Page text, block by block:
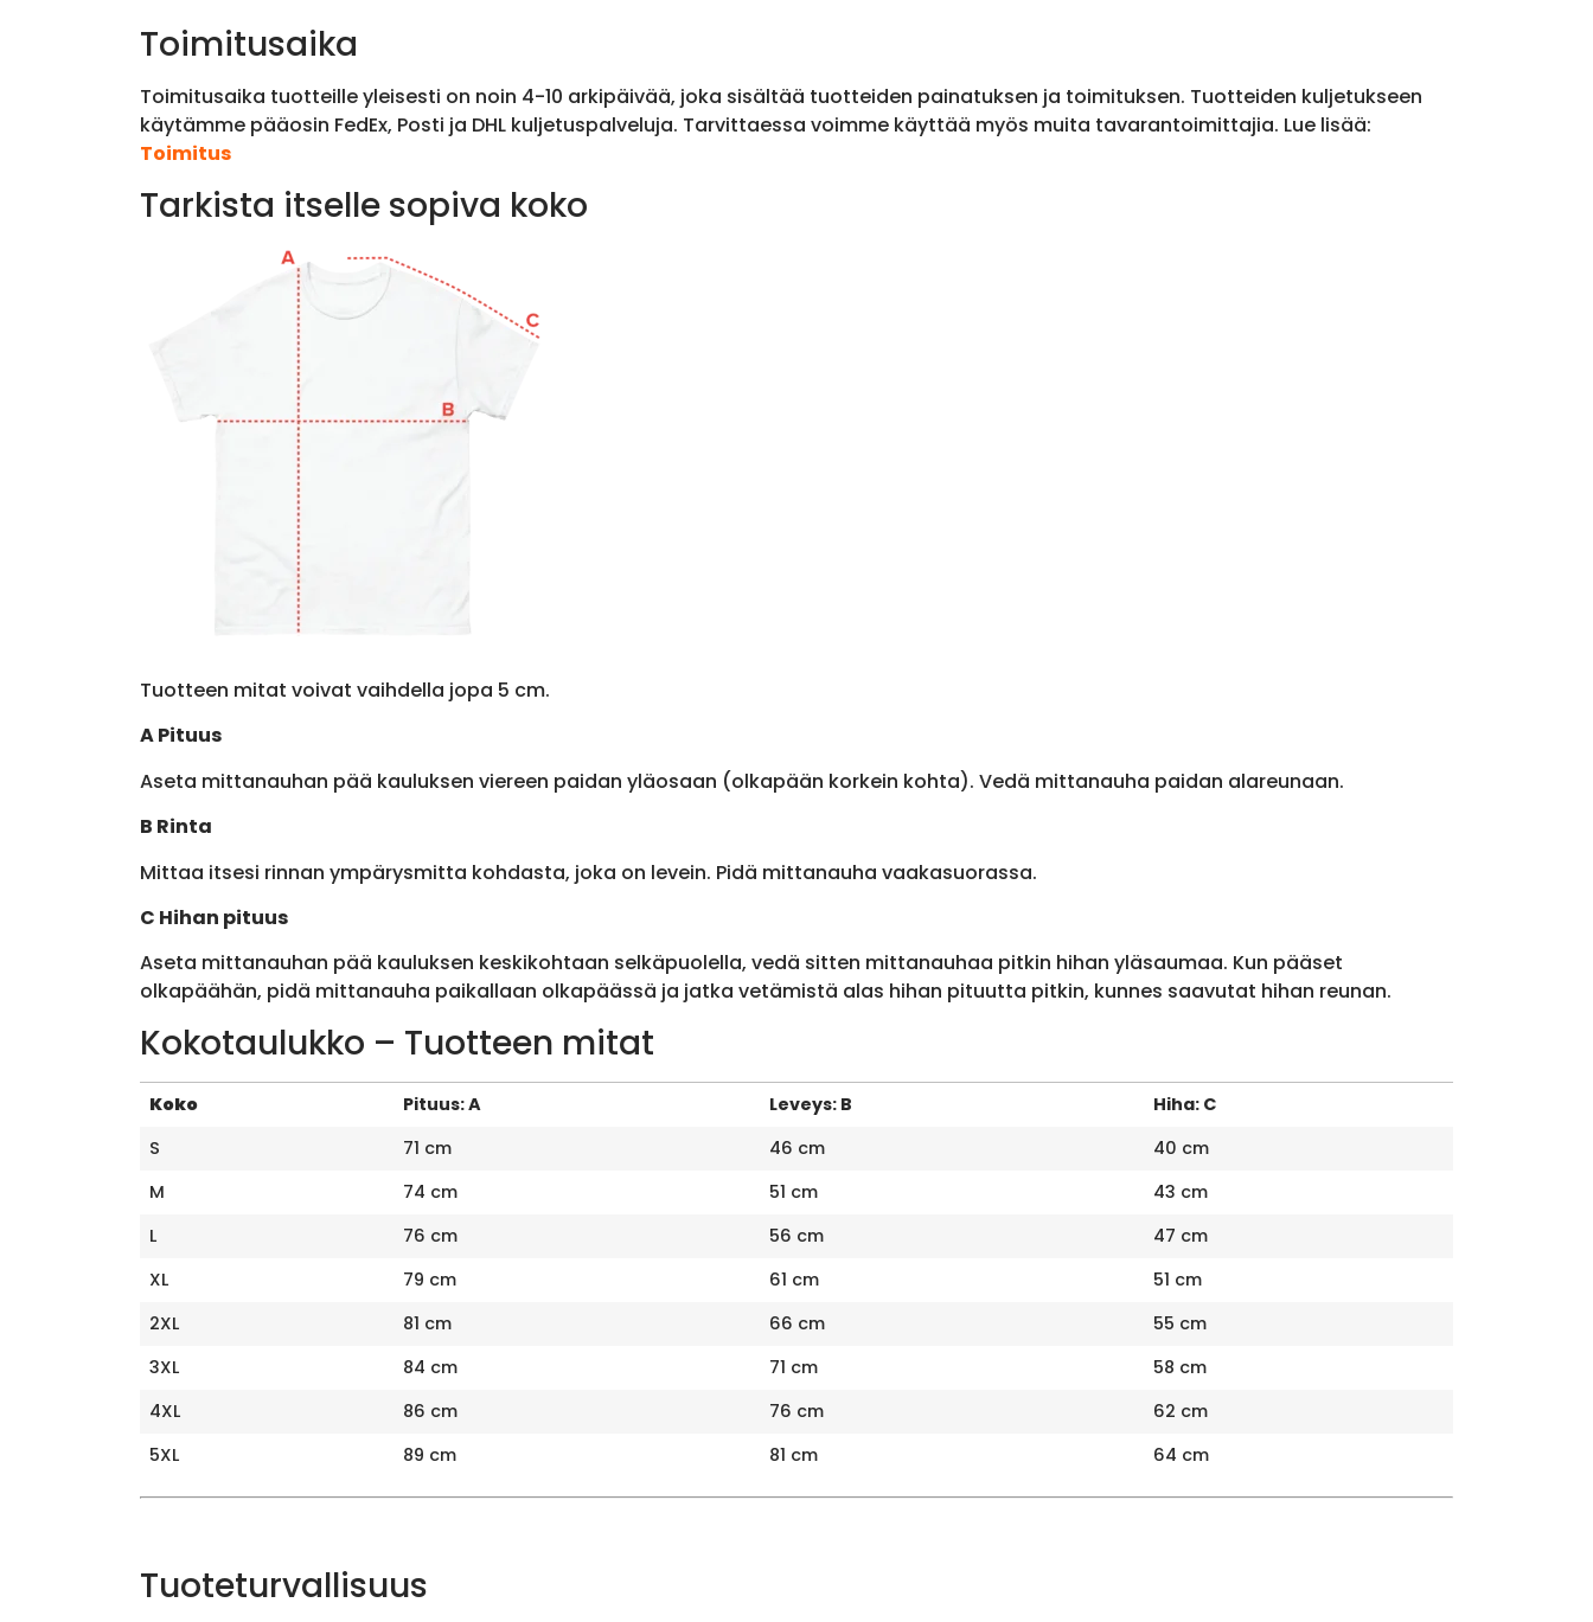
Toimitusaika
Toimitusaika tuotteille yleisesti on noin 4-10 arkipäivää, joka sisältää tuotteiden painatuksen ja toimituksen. Tuotteiden kuljetukseen
käytämme pääosin FedEx, Posti ja DHL kuljetuspalveluja. Tarvittaessa voimme käyttää myös muita tavarantoimittajia. Lue lisää:
Toimitus
Tarkista itselle sopiva koko
Tuotteen mitat voivat vaihdella jopa 5 cm.
A Pituus
Aseta mittanauhan pää kauluksen viereen paidan yläosaan (olkapään korkein kohta). Vedä mittanauha paidan alareunaan.
B Rinta
Mittaa itsesi rinnan ympärysmitta kohdasta, joka on levein. Pidä mittanauha vaakasuorassa.
C Hihan pituus
Aseta mittanauhan pää kauluksen keskikohtaan selkäpuolella, vedä sitten mittanauhaa pitkin hihan yläsaumaa. Kun pääset
olkapäähän, pidä mittanauha paikallaan olkapäässä ja jatka vetämistä alas hihan pituutta pitkin, kunnes saavutat hihan reunan.
Kokotaulukko – Tuotteen mitat
Koko Pituus: A Leveys: B
Hiha: C
S
71 cm 46 cm
40 cm
M
74 cm 51 cm
43 cm
L
76 cm 56 cm
47 cm
XL
79 cm 61 cm
51 cm
2XL
81 cm 66 cm
55 cm
3XL
84 cm 71 cm
58 cm
4XL
86 cm 76 cm
62 cm
5XL
89 cm 81 cm 64 cm
Tuoteturvallisuus